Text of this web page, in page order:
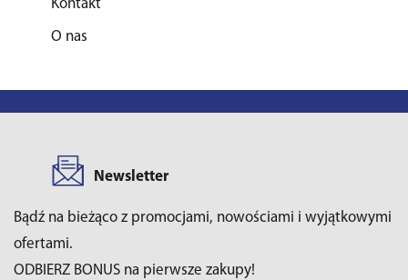
Kontakt
O nas
Newsletter
Bądź na bieżąco z promocjami, nowościami i wyjątkowymi
ofertami.
ODBIERZ BONUS na pierwsze zakupy!